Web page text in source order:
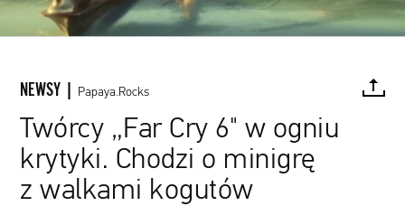
NEWSY | Papaya.Rocks
Twórcy „Far Cry 6" w ogniu
krytyki. Chodzi o minigrę
z walkami kogutów
FACEBOOK TWITTER